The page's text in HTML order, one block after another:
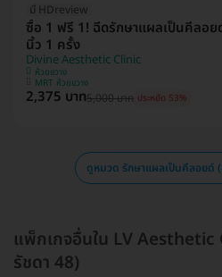
มี HDreview
ซื้อ 1 ฟรี 1! ฉีดรักษาแผลเป็นคีลอย
นิ้ว 1 ครั้ง
Divine Aesthetic Clinic
ห้วยขวาง
MRT ห้วยขวาง
2,375 บาท5,000 บาท ประหยัด 53%
ดูหมวด รักษาแผลเป็นคีลอย
แพ็กเกจอื่นใน LV Aesthetic
รัชดา 48)